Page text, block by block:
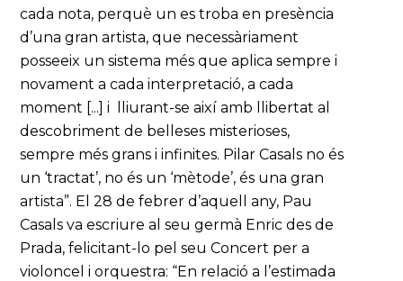
cada nota, perquè un es troba en presència
d’una gran artista, que necessàriament
posseeix un sistema més que aplica sempre i
novament a cada interpretació, a cada
moment [...] i lliurant-se així amb llibertat al
descobriment de belleses misterioses,
sempre més grans i infinites. Pilar Casals no és
un ‘tractat’, no és un ‘mètode’, és una gran
artista”. El 28 de febrer d’aquell any, Pau
Casals va escriure al seu germà Enric des de
Prada, felicitant-lo pel seu Concert per a
violoncel i orquestra: “En relació a l’estimada